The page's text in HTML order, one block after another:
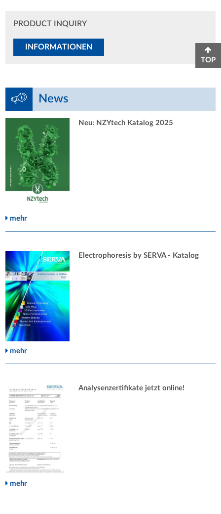
PRODUCT INQUIRY
INFORMATIONEN
News
Neu: NZYtech Katalog 2025
mehr
Electrophoresis by SERVA - Katalog
mehr
Analysenzertifikate jetzt online!
mehr
TOP